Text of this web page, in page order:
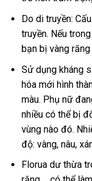
Do di truyền:
truyền. Nếu
bạn bị vàng răng
Sử dụng kháng
hóa mới hình
màu. Phụ nữ
nhiều có thể bị
vùng nào đó.
độ: vàng, nâu,
Florua dư thừa